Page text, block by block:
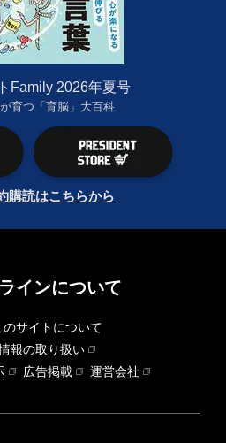
Family 2026年夏号
育つ「育脳」大百科
購読はこちらから
インについて
のサイトについて
報の取り扱い
広告掲載
運営会社